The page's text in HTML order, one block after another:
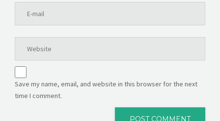
Save my name, email, and website in this browser for the next
time I comment.